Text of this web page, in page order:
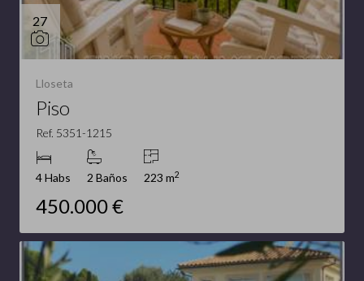
27
Lloseta
Piso
Ref. 5351-1215
4 Habs 2 Baños 223 m2
450.000 €